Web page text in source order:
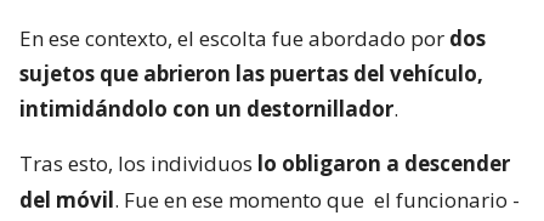
En ese contexto, el escolta fue abordado por dos
sujetos que abrieron las puertas del vehículo,
intimidándolo con un destornillador.
Tras esto, los individuos lo obligaron a descender
del móvil. Fue en ese momento que el funcionario -